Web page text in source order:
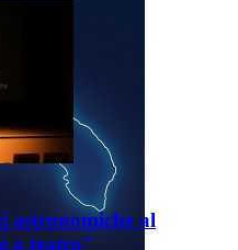
astronomiche al
a teatro"